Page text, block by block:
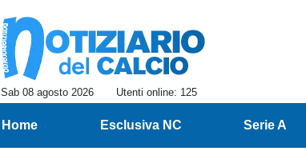
Sab 08 agosto 2026 Utenti online: 125
Home Esclusiva NC Serie A